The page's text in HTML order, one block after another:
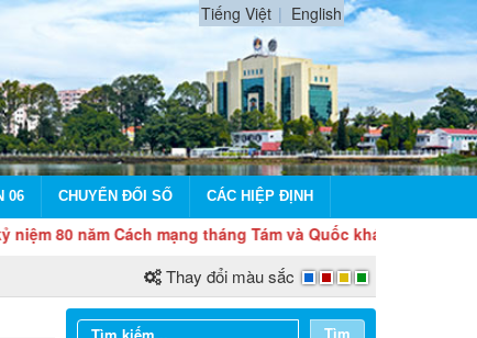
Tiếng Việt English
06 CHUYỂN ĐỔI SỐ CÁC HIỆP ĐỊNH
Cách mạng tháng Tám và Quốc khánh 2/9
Thay đổi màu sắc
Tìm